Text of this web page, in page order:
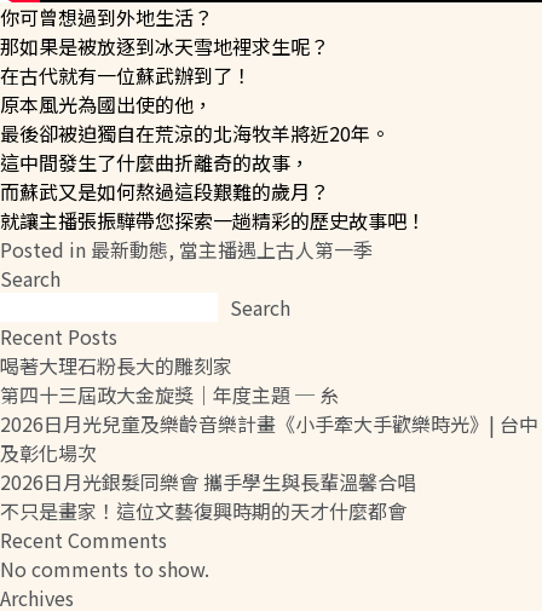
水力電能
公共給水
鐵道交通
捷運
成果年報
工作報告及財務報表
接受及支付捐補助名冊
誠信經營規範
你可曾想過到外地生活？
那如果是被放逐到冰天雪地裡求生呢？
在古代就有一位蘇武辦到了！
原本風光為國出使的他，
最後卻被迫獨自在荒涼的北海牧羊將近20年。
這中間發生了什麼曲折離奇的故事，
而蘇武又是如何熬過這段艱難的歲月？
就讓主播張振驊帶您探索一趟精彩的歷史故事吧！
Posted in 最新動態, 當主播遇上古人第一季
Search
Search
Recent Posts
喝著大理石粉長大的雕刻家
第四十三屆政大金旋獎｜年度主題 ─ 糸
2026日月光兒童及樂齡音樂計畫《小手牽大手歡樂時光》| 台中
及彰化場次
2026日月光銀髮同樂會 攜手學生與長輩溫馨合唱
不只是畫家！這位文藝復興時期的天才什麼都會
Recent Comments
No comments to show.
Archives